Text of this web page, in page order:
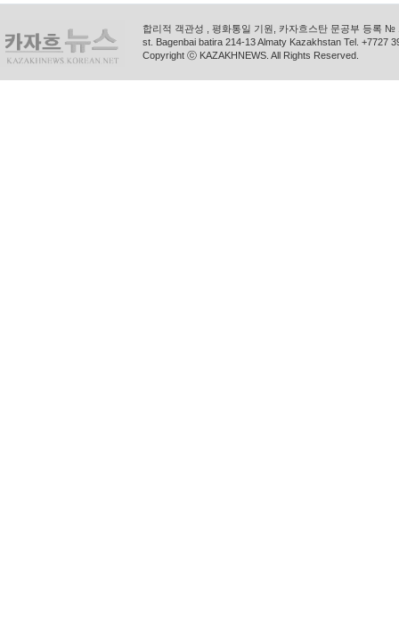
합리적 객관성 , 평화통일 기원, 카자흐스탄 문공부 등록
st. Bagenbai batira 214-13 Almaty Kazakhstan Tel. +7727
Copyright ⓒ KAZAKHNEWS. All Rights Reserved.